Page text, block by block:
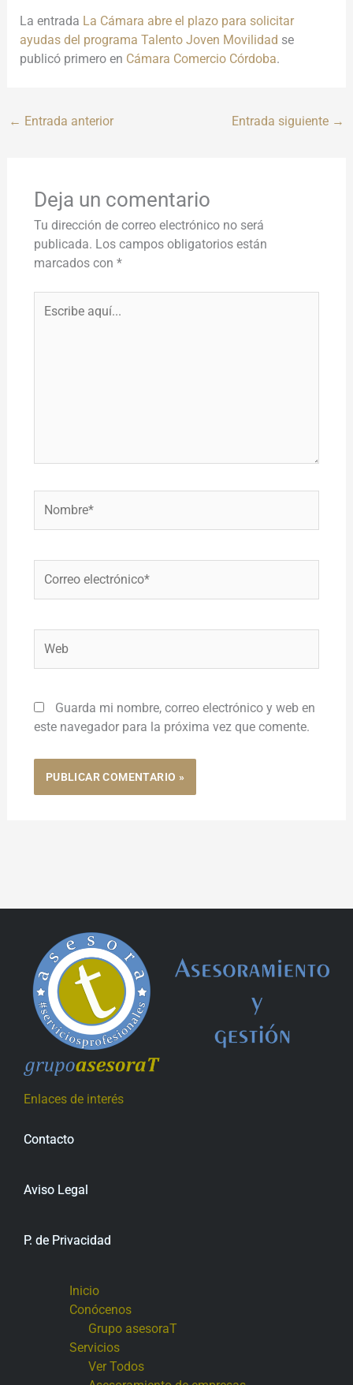
La entrada La Cámara abre el plazo para solicitar
ayudas del programa Talento Joven Movilidad se
publicó primero en Cámara Comercio Córdoba.
← Entrada anterior Entrada siguiente →
Deja un comentario
Tu dirección de correo electrónico no será
publicada. Los campos obligatorios están
marcados con *
aquí...
electrónico*
Guarda mi nombre, correo electrónico y web en
este navegador para la próxima vez que comente.
Enlaces de interés
Contacto
Aviso Legal
P. de Privacidad
Inicio
Conócenos
Grupo asesoraT
Servicios
Ver Todos